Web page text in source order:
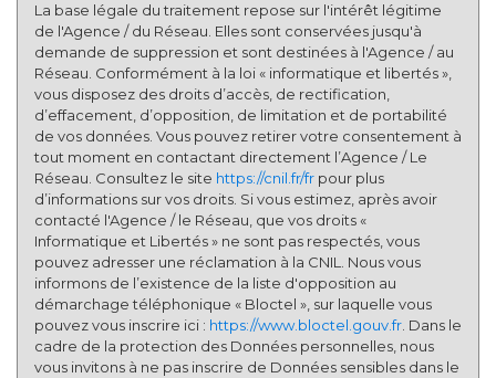
La base légale du traitement repose sur l'intérêt légitime
de l'Agence / du Réseau. Elles sont conservées jusqu'à
demande de suppression et sont destinées à l'Agence / au
Réseau. Conformément à la loi « informatique et libertés »,
vous disposez des droits d’accès, de rectification,
d’effacement, d’opposition, de limitation et de portabilité
de vos données. Vous pouvez retirer votre consentement à
tout moment en contactant directement l’Agence / Le
Réseau. Consultez le site https://cnil.fr/fr pour plus
d’informations sur vos droits. Si vous estimez, après avoir
contacté l'Agence / le Réseau, que vos droits «
Informatique et Libertés » ne sont pas respectés, vous
pouvez adresser une réclamation à la CNIL. Nous vous
informons de l’existence de la liste d'opposition au
démarchage téléphonique « Bloctel », sur laquelle vous
pouvez vous inscrire ici : https://www.bloctel.gouv.fr. Dans le
cadre de la protection des Données personnelles, nous
vous invitons à ne pas inscrire de Données sensibles dans le